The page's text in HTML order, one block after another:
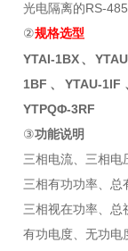
光电隔离的RS-
②规格选型
YTAI-1BX、
1BF、YTAU-
YTPQΦ-3RF
③功能说明
三相电流、三相电
三相有功功率、总
三相视在功率、总
有功电度、无功电